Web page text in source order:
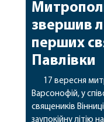
звершив
перших
Павлівки
17 вересня
Варсонофій, у
священиків
заупокійну літію